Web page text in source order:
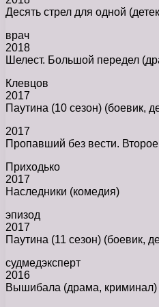
Десять стрел для одной
врач
2018
Шелест. Большой передел
Клевцов
2017
Паутина (10 сезон) (боевик,
2017
Пропавший без вести.
Приходько
2017
Наследники (комедия)
эпизод
2017
Паутина (11 сезон) (боевик,
судмедэксперт
2016
Вышибала (драма, криминал)